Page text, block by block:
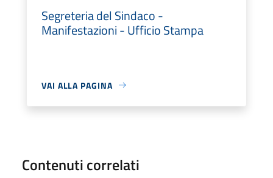
Segreteria del Sindaco -
Manifestazioni - Ufficio Stampa
VAI ALLA PAGINA
Contenuti correlati